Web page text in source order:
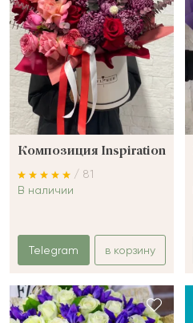
Композиция Inspiration
/ 81
В наличии
Telegram в корзину